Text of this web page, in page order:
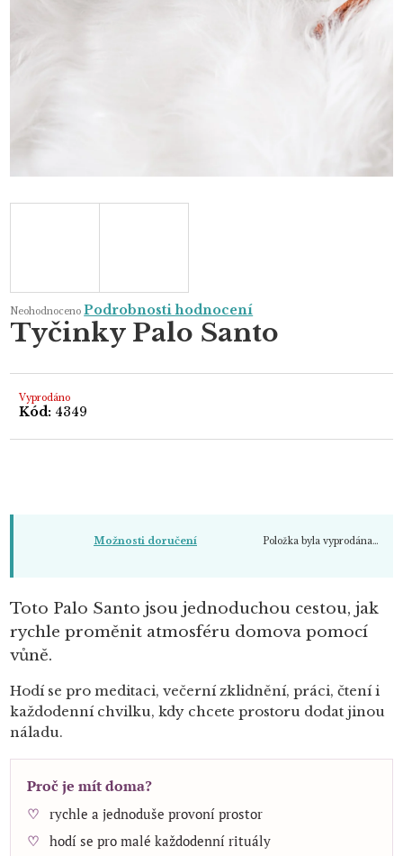
Průměrné
hodnocení
produktu
je
5
Neohodnoceno Podrobnosti hodnocení
Tyčinky Palo Santo
Vyprodáno
Kód: 4349
Možnosti doručení Položka byla vyprodána…
Toto Palo Santo jsou jednoduchou cestou, jak
rychle proměnit atmosféru domova pomocí
vůně.
Hodí se pro meditaci, večerní zklidnění, práci, čtení i
každodenní chvilku, kdy chcete prostoru dodat jinou
náladu.
Proč je mít doma?
rychle a jednoduše provoní prostor
hodí se pro malé každodenní rituály